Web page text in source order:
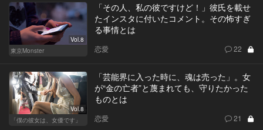
Vol.8
東京Monster
「その人、私の彼ですけど！」彼氏を載せ
たインスタに付いたコメント。その怖すぎ
る事情とは
恋愛 22
Vol.8
「僕の彼女は、女優です」
「芸能界に入った時に、魂は売った」。女
が“金の亡者”と蔑まれても、守りたかった
ものとは
恋愛 21